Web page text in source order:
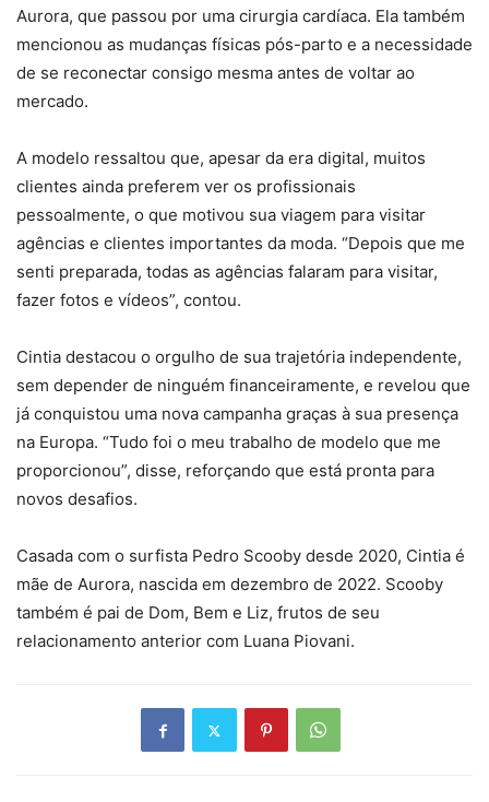
Aurora, que passou por uma cirurgia cardíaca. Ela também
mencionou as mudanças físicas pós-parto e a necessidade
de se reconectar consigo mesma antes de voltar ao
mercado.
A modelo ressaltou que, apesar da era digital, muitos
clientes ainda preferem ver os profissionais
pessoalmente, o que motivou sua viagem para visitar
agências e clientes importantes da moda. “Depois que me
senti preparada, todas as agências falaram para visitar,
fazer fotos e vídeos”, contou.
Cintia destacou o orgulho de sua trajetória independente,
sem depender de ninguém financeiramente, e revelou que
já conquistou uma nova campanha graças à sua presença
na Europa. “Tudo foi o meu trabalho de modelo que me
proporcionou”, disse, reforçando que está pronta para
novos desafios.
Casada com o surfista Pedro Scooby desde 2020, Cintia é
mãe de Aurora, nascida em dezembro de 2022. Scooby
também é pai de Dom, Bem e Liz, frutos de seu
relacionamento anterior com Luana Piovani.